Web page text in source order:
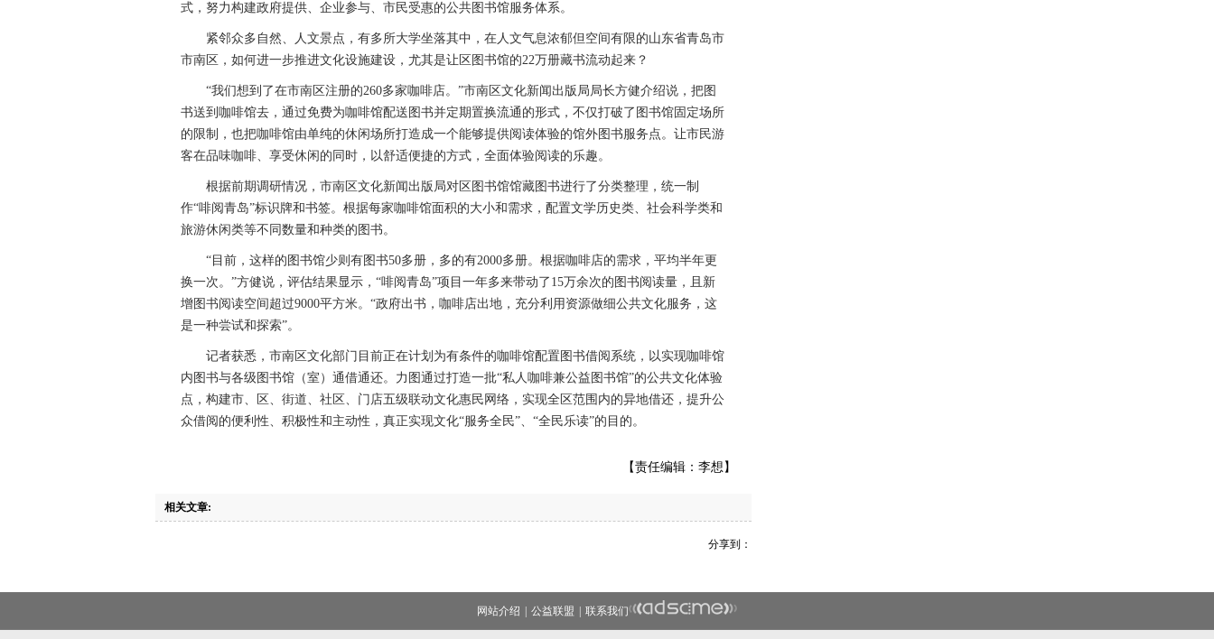
式，努力构建政府提供、企业参与、市民受惠的公共图书馆服务体系。
紧邻众多自然、人文景点，有多所大学坐落其中，在人文气息浓郁但空间有限的山东省青岛市
市南区，如何进一步推进文化设施建设，尤其是让区图书馆的22万册藏书流动起来？
“我们想到了在市南区注册的260多家咖啡店。”市南区文化新闻出版局局长方健介绍说，把图
书送到咖啡馆去，通过免费为咖啡馆配送图书并定期置换流通的形式，不仅打破了图书馆固定场所
的限制，也把咖啡馆由单纯的休闲场所打造成一个能够提供阅读体验的馆外图书服务点。让市民游
客在品味咖啡、享受休闲的同时，以舒适便捷的方式，全面体验阅读的乐趣。
根据前期调研情况，市南区文化新闻出版局对区图书馆馆藏图书进行了分类整理，统一制
作“啡阅青岛”标识牌和书签。根据每家咖啡馆面积的大小和需求，配置文学历史类、社会科学类和
旅游休闲类等不同数量和种类的图书。
“目前，这样的图书馆少则有图书50多册，多的有2000多册。根据咖啡店的需求，平均半年更
换一次。”方健说，评估结果显示，“啡阅青岛”项目一年多来带动了15万余次的图书阅读量，且新
增图书阅读空间超过9000平方米。“政府出书，咖啡店出地，充分利用资源做细公共文化服务，这
是一种尝试和探索”。
记者获悉，市南区文化部门目前正在计划为有条件的咖啡馆配置图书借阅系统，以实现咖啡馆
内图书与各级图书馆（室）通借通还。力图通过打造一批“私人咖啡兼公益图书馆”的公共文化体验
点，构建市、区、街道、社区、门店五级联动文化惠民网络，实现全区范围内的异地借还，提升公
众借阅的便利性、积极性和主动性，真正实现文化“服务全民”、“全民乐读”的目的。
【责任编辑：李想】
相关文章:
分享到：
网站介绍 公益联盟 联系我们